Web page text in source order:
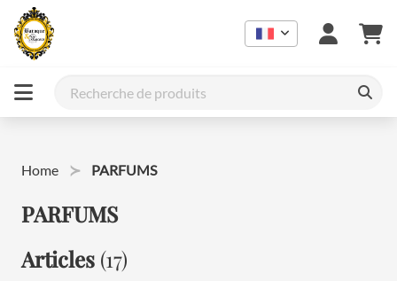
Home PARFUMS
PARFUMS
Articles (17)